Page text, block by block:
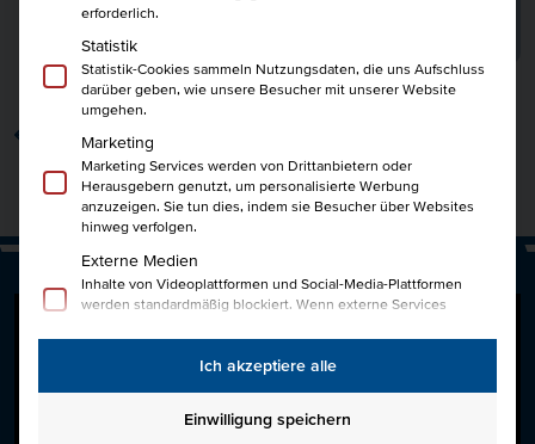
zurück
erforderlich.
Statistik
Statistik-Cookies sammeln Nutzungsdaten, die uns Aufschluss
darüber geben, wie unsere Besucher mit unserer Website
umgehen.
Marketing
Marketing Services werden von Drittanbietern oder
Herausgebern genutzt, um personalisierte Werbung
anzuzeigen. Sie tun dies, indem sie Besucher über Websites
hinweg verfolgen.
Externe Medien
Inhalte von Videoplattformen und Social-Media-Plattformen
werden standardmäßig blockiert. Wenn externe Services
manuelle Einwilligung mehr erforderlich.
Ich akzeptiere alle
Einwilligung speichern